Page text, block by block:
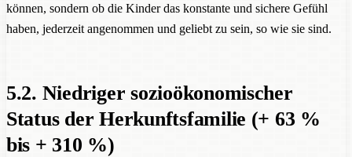
können, sondern ob die Kinder das konstante und sichere Gefühl
haben, jederzeit angenommen und geliebt zu sein, so wie sie sind.
5.2. Niedriger sozioökonomischer
Status der Herkunftsfamilie (+ 63 %
bis + 310 %)